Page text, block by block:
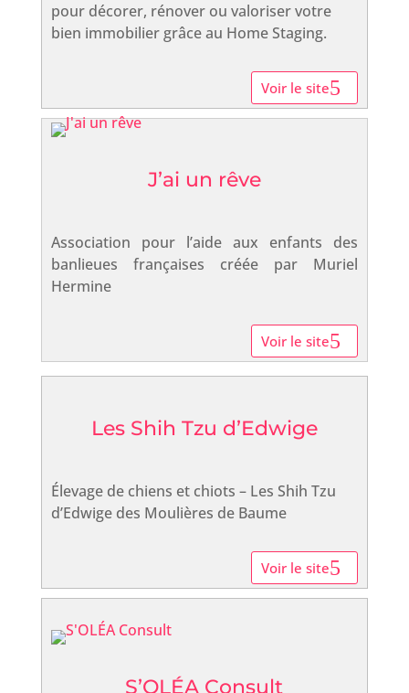
pour décorer, rénover ou valoriser votre
bien immobilier grâce au Home Staging.
Voir le site
J’ai un rêve
Association pour l’aide aux enfants des
banlieues françaises créée par Muriel
Hermine
Voir le site
Les Shih Tzu d’Edwige
Élevage de chiens et chiots – Les Shih Tzu
d’Edwige des Moulières de Baume
Voir le site
S’OLÉA Consult